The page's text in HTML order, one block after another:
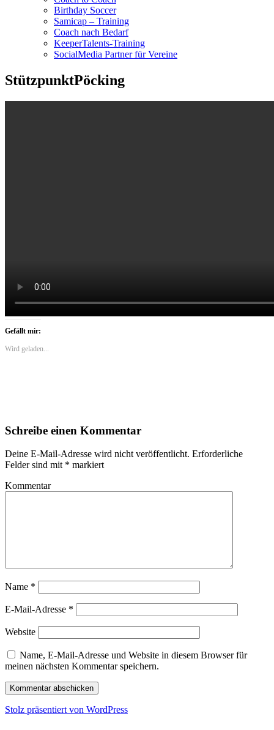
Birthday Soccer
Samicap – Training
Coach nach Bedarf
KeeperTalents-Training
SocialMedia Partner für Vereine
StützpunktPöcking
Gefällt mir:
Wird geladen...
Schreibe einen Kommentar
Deine E-Mail-Adresse wird nicht veröffentlicht. Erforderliche
Felder sind mit * markiert
Kommentar
Name *
E-Mail-Adresse *
Website
Name, E-Mail-Adresse und Website in diesem Browser für
meinen nächsten Kommentar speichern.
Stolz präsentiert von WordPress